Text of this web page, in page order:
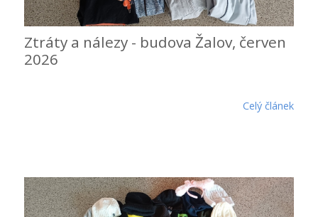
Ztráty a nálezy - budova Žalov, červen
2026
Celý článek